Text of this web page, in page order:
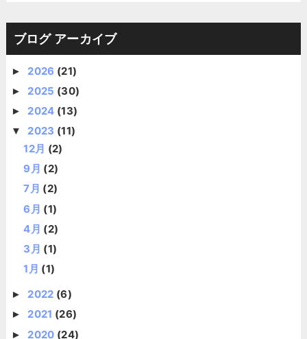
ブログ アーカイブ
► 2026 (21)
► 2025 (30)
► 2024 (13)
▼ 2023 (11)
12月 (2)
9月 (2)
7月 (2)
6月 (1)
4月 (2)
3月 (1)
1月 (1)
► 2022 (6)
► 2021 (26)
► 2020 (24)